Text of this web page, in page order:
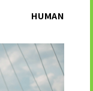
HUMAN